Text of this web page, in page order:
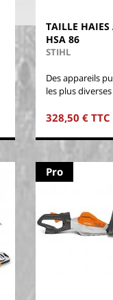
TAILLE HAIES
HSA 86
STIHL
Des appareils
les plus diverses
328,50 € TTC
Pro